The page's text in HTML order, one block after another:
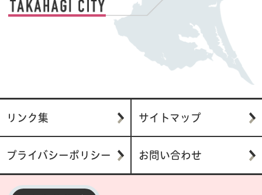
リンク集 サイトマップ
プライバシーポリシー お問い合わせ